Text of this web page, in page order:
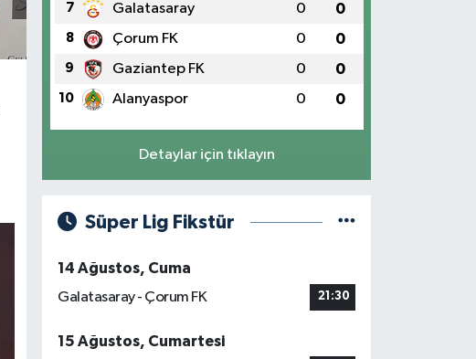
7 Galatasaray 0 0
8 Çorum FK 0 0
9 Gaziantep FK 0 0
10 Alanyaspor 0 0
Detaylar için tıklayın
Süper Lig Fikstür
14 Ağustos, Cuma
Galatasaray - Çorum FK
21:30
15 Ağustos, Cumartesi